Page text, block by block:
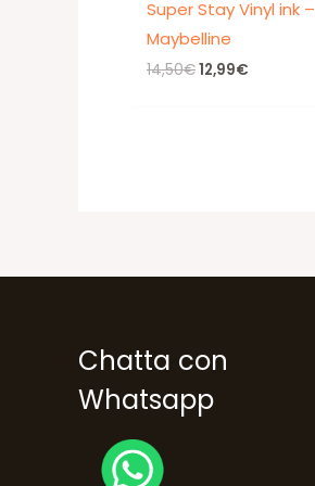
Super Stay Vinyl ink –
Maybelline
14,50€Il
12,99€
Chatta con
Whatsapp